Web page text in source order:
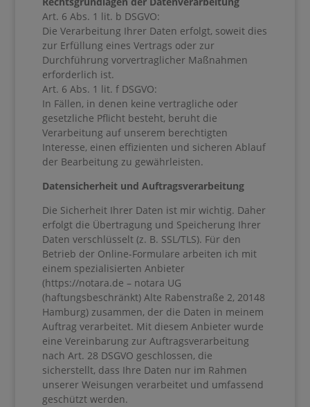
Art. 6 Abs. 1 lit. b DSGVO:
Die Verarbeitung Ihrer Daten erfolgt, soweit dies
zur Erfüllung eines Vertrags oder zur
Durchführung vorvertraglicher Maßnahmen
erforderlich ist.
Art. 6 Abs. 1 lit. f DSGVO:
In Fällen, in denen keine vertragliche oder
gesetzliche Pflicht besteht, beruht die
Verarbeitung auf unserem berechtigten
Interesse, einen effizienten und sicheren Ablauf
der Bearbeitung zu gewährleisten.
Datensicherheit und Auftragsverarbeitung
Die Sicherheit Ihrer Daten ist mir wichtig. Daher
erfolgt die Übertragung und Speicherung Ihrer
Daten verschlüsselt (z. B. SSL/TLS). Für den
Betrieb der Online-Formulare arbeiten ich mit
einem spezialisierten Anbieter
(https://notara.de – notara UG
(haftungsbeschränkt) Alte Rabenstraße 2, 20148
Hamburg) zusammen, der die Daten in meinem
Auftrag verarbeitet. Mit diesem Anbieter wurde
eine Vereinbarung zur Auftragsverarbeitung
nach Art. 28 DSGVO geschlossen, die
sicherstellt, dass Ihre Daten nur im Rahmen
unserer Weisungen verarbeitet und umfassend
geschützt werden.